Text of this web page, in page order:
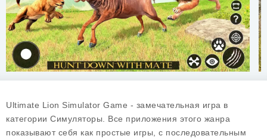
Ultimate Lion Simulator Game - замечательная игра в
категории Симуляторы. Все приложения этого жанра
показывают себя как простые игры, с последовательным